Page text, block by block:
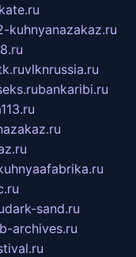
kuhnyanazakaz.ru
vlknrussia.ru
bankaribi.ru
dark-sand.ru
archives.ru